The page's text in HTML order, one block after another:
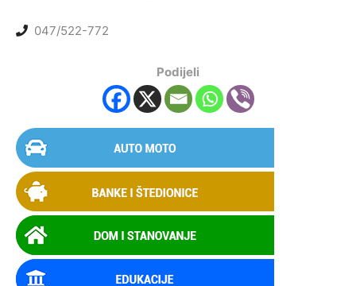
047/522-772
Podijeli